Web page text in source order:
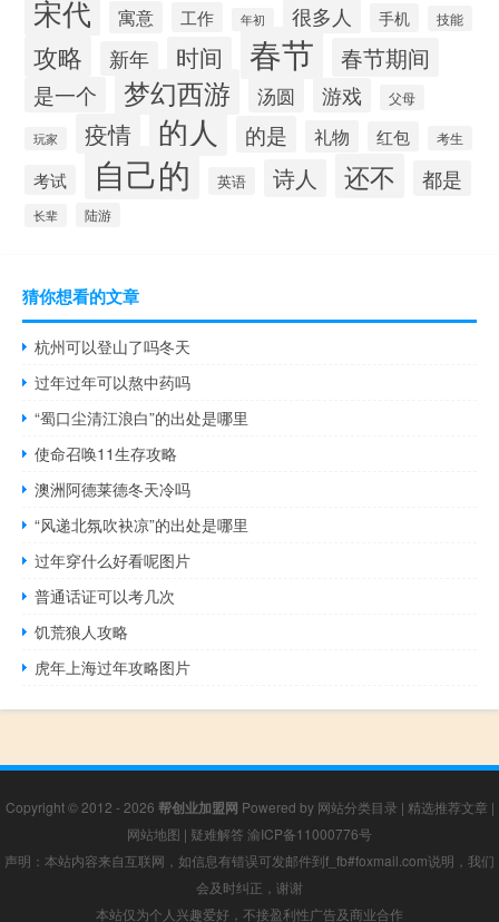
宋代 寓意 工作 年初 很多人 手机 技能
攻略 新年 时间 春节 春节期间
是一个 梦幻西游 汤圆 游戏 父母
玩家 疫情 的人 的是 礼物 红包 考生
考试 自己的 英语 诗人 还不 都是
长辈 陆游
猜你想看的文章
杭州可以登山了吗冬天
过年过年可以熬中药吗
“蜀口尘清江浪白”的出处是哪里
使命召唤11生存攻略
澳洲阿德莱德冬天冷吗
“风递北氛吹袂凉”的出处是哪里
过年穿什么好看呢图片
普通话证可以考几次
饥荒狼人攻略
虎年上海过年攻略图片
Copyright © 2012 - 2026 帮创业加盟网 Powered by 网站分类目录 | 精选推荐文章 |
网站地图 | 疑难解答 渝ICP备11000776号
声明：本站内容来自互联网，如信息有错误可发邮件到f_fb#foxmail.com说明，我们
会及时纠正，谢谢
本站仅为个人兴趣爱好，不接盈利性广告及商业合作